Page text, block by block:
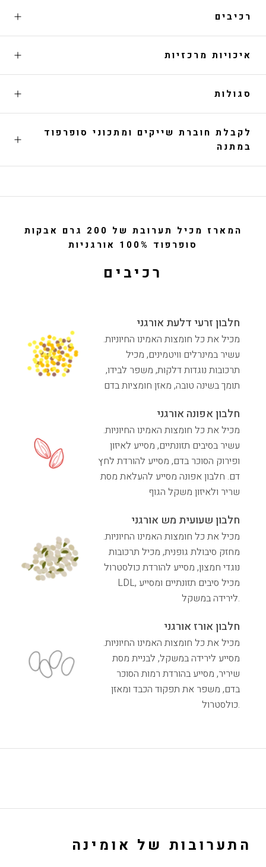
רכיבים
איכויות מרכזיות
סגולות
לקבלת חוברת שייקים ומתכוני סופרפוד
במתנה
המארז מכיל תערובת של 200 גרם אבקות
סופרפוד 100% אורגניות
רכיבים
חלבון זרעי דלעת אורגני
מכיל את כל חומצות האמינו החיוניות.
עשיר במינרלים וויטמינים, מכיל
תרכובות נוגדות דלקות, משפר לבידו,
תומך בשינה טובה, מאזן חומציות בדם
חלבון אפונה אורגני
מכיל את כל חומצות האמינו החיוניות.
עשיר בסיבים תזונתיים, מסייע לאיזון
ופירוק הסוכר בדם, מסייע להורדת לחץ
דם. חלבון אפונה מסייע להעלאת מסת
שריר ולאיזון משקל הגוף
חלבון שעועית מש אורגני
מכיל את כל חומצות האמינו החיוניות.
מחזק סיבולת גופנית, מכיל תרכובות
נוגדי חמצון, מסייע להורדת כולסטרול
LDL, מכיל סיבים תזונתיים ומסייע
לירידה במשקל.
חלבון אורז אורגני
מכיל את כל חומצות האמינו החיוניות.
מסייע לירידה במשקל, לבניית מסת
שיריר, מסייע בהורדת רמות הסוכר
בדם, משפר את תפקוד הכבד ומאזן
כולסטרול.
התערובות של אומינה